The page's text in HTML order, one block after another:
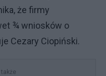
że firmy
¾ wniosków o
Cezary Ciopiński.